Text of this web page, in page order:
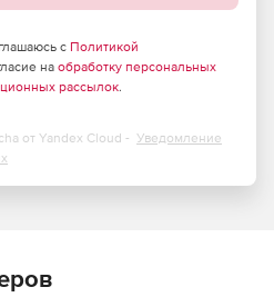
с Политикой
на обработку персональных
рассылок.
от Yandex Cloud - Уведомление